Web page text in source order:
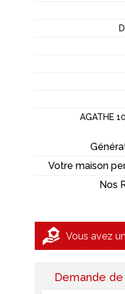
AGATHE
Votre maison
Nos
Vous avez
Demande